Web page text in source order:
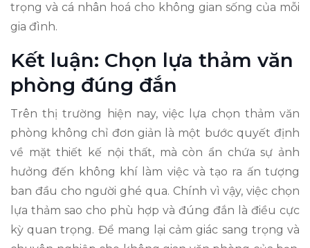
trọng và cá nhân hoá cho không gian sống của mỗi
gia đình.
Kết luận: Chọn lựa thảm văn
phòng đúng đắn
Trên thị trường hiện nay, việc lựa chọn thảm văn
phòng không chỉ đơn giản là một bước quyết định
về mặt thiết kế nội thất, mà còn ẩn chứa sự ảnh
hưởng đến không khí làm việc và tạo ra ấn tượng
ban đầu cho người ghé qua. Chính vì vậy, việc chọn
lựa thảm sao cho phù hợp và đúng đắn là điều cực
kỳ quan trọng. Để mang lại cảm giác sang trọng và